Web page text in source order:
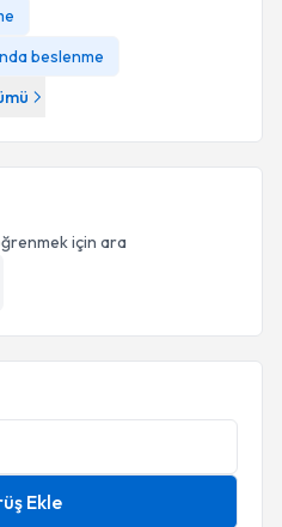
beslenme
için ara
Ekle